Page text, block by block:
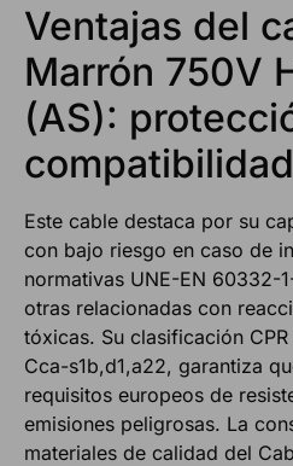
Ventajas del
Marrón 750V
(AS):
Este cable destaca por su
con bajo riesgo en caso de
normativas UNE-EN 60332-
otras relacionadas con
tóxicas. Su clasificación
Cca-s1b,d1,a22, garantiza
requisitos europeos de
emisiones peligrosas. La
materiales de calidad del